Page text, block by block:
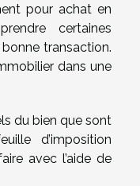
pour achat en
certaines
transaction.
dans une
du bien que sont
d’imposition
avec l’aide de